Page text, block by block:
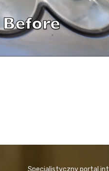
Specjalistyczny portal